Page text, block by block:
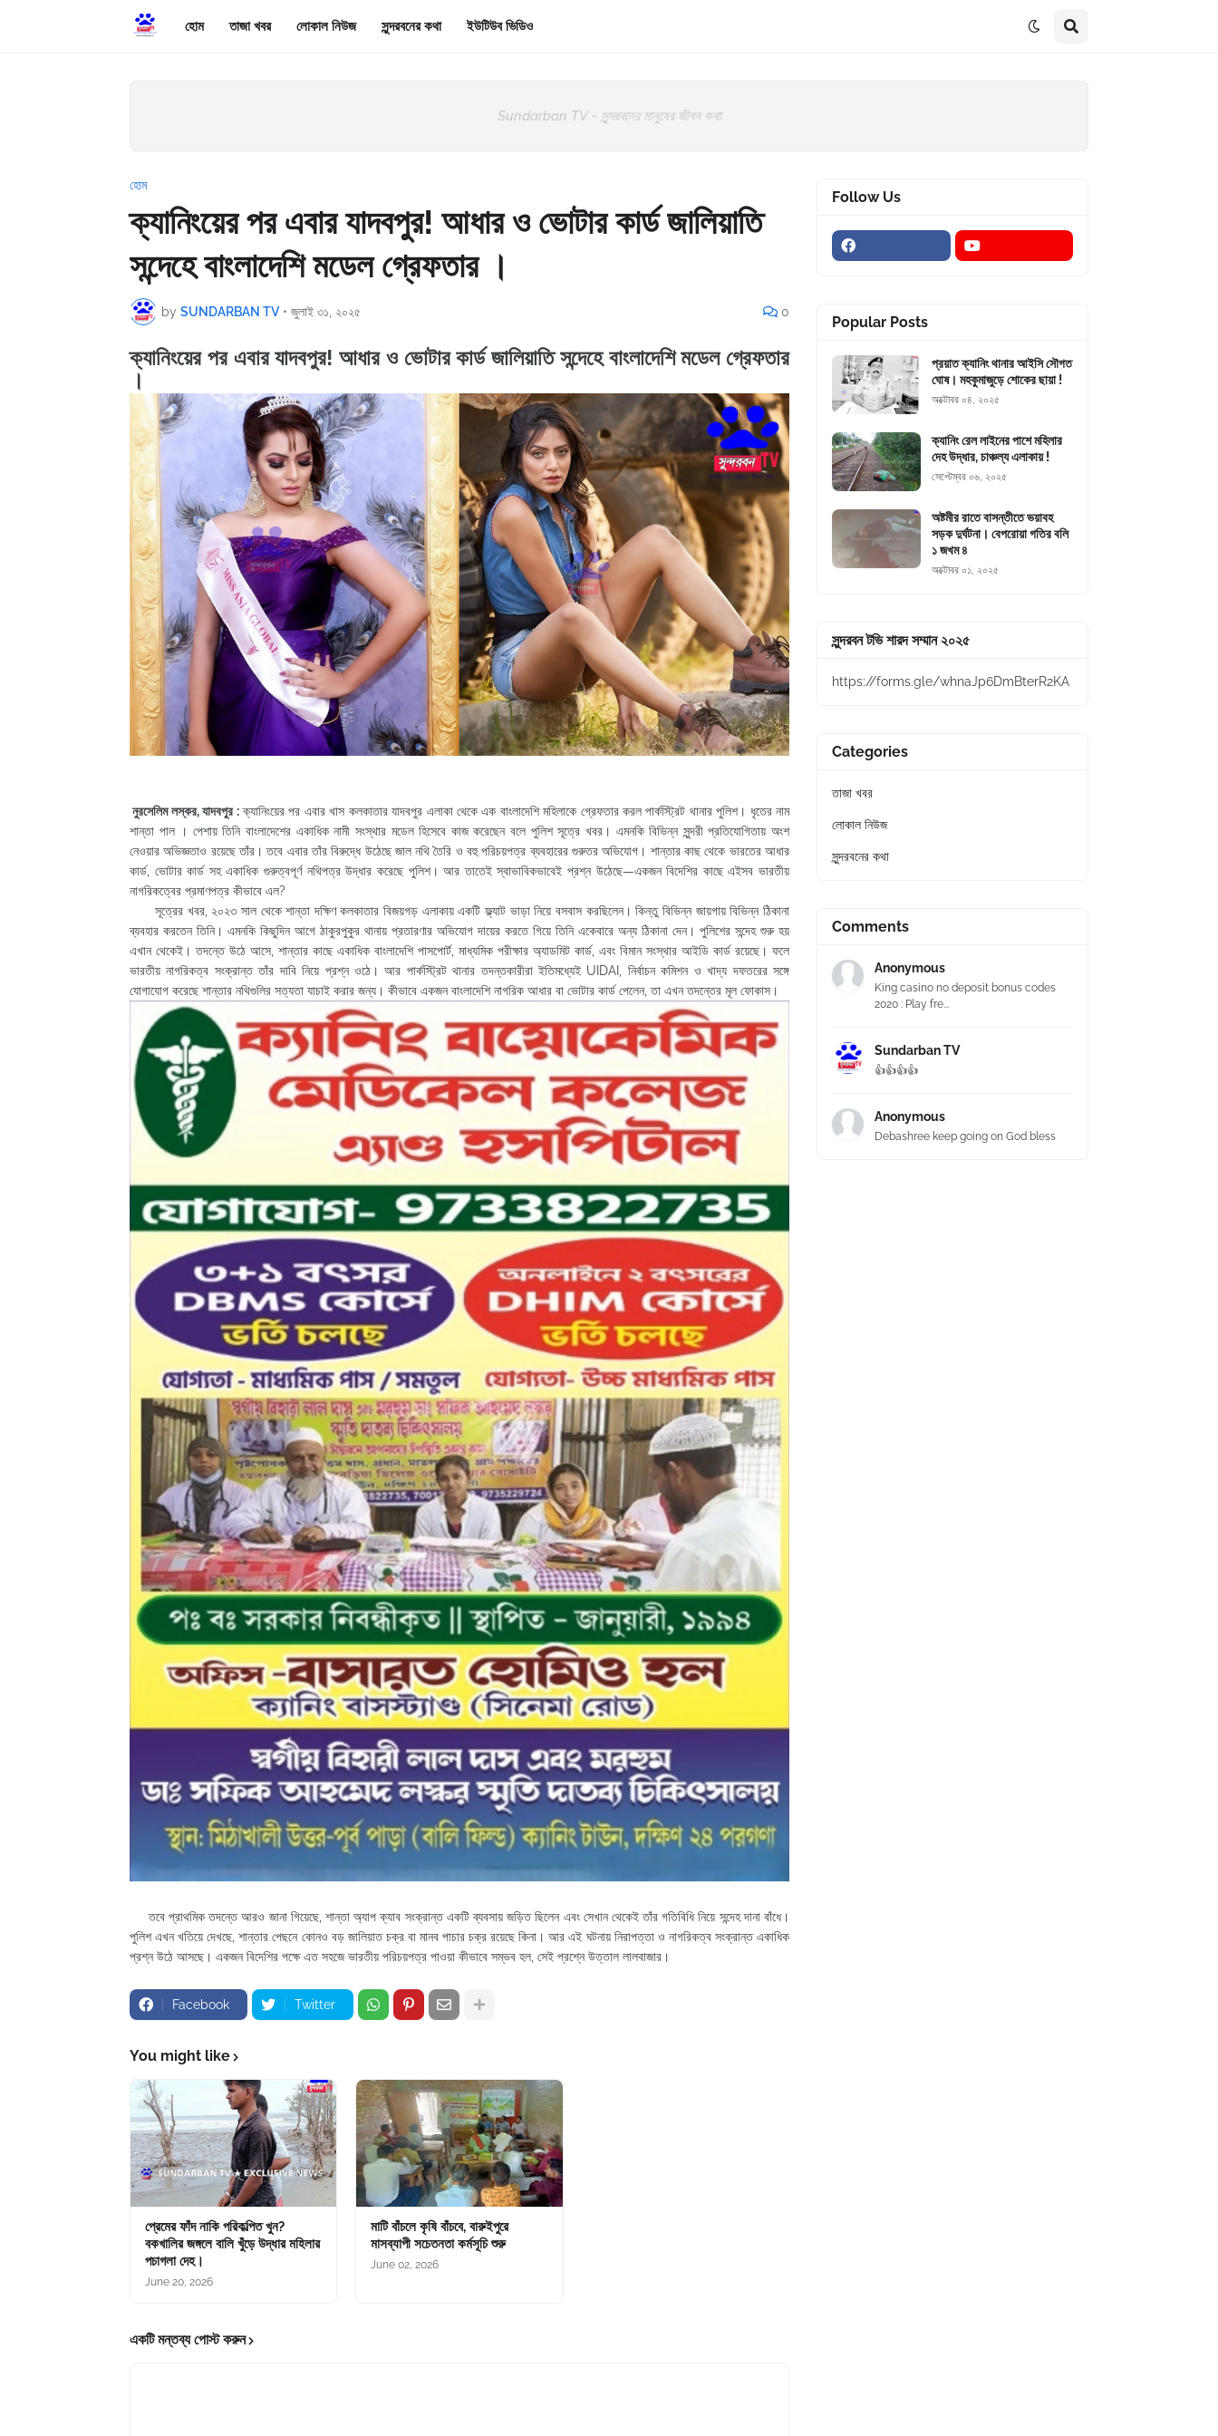
হোম তাজা খবর লোকাল নিউজ সুন্দরবনের কথা ইউটিউব ভিডিও
Sundarban TV - সুন্দরবনের মানুষের জীবন কথা
হোম
ক্যানিংয়ের পর এবার যাদবপুর! আধার ও ভোটার কার্ড জালিয়াতি
সন্দেহে বাংলাদেশি মডেল গ্রেফতার ।
by SUNDARBAN TV • জুলাই ৩১, ২০২৫ 0
ক্যানিংয়ের পর এবার যাদবপুর! আধার ও ভোটার কার্ড জালিয়াতি সন্দেহে বাংলাদেশি মডেল গ্রেফতার
।
নুরসেলিম লস্কর, যাদবপুর :ক্যানিংয়ের পর এবার খাস কলকাতার যাদবপুর এলাকা থেকে এক বাংলাদেশি মহিলাকে গ্রেফতার করল পার্কস্ট্রিট থানার পুলিশ। ধৃতের নাম
শান্তা পাল । পেশায় তিনি বাংলাদেশের একাধিক নামী সংস্থার মডেল হিসেবে কাজ করেছেন বলে পুলিশ সূত্রে খবর। এমনকি বিভিন্ন সুন্দরী প্রতিযোগিতায় অংশ
নেওয়ার অভিজ্ঞতাও রয়েছে তাঁর। তবে এবার তাঁর বিরুদ্ধে উঠেছে জাল নথি তৈরি ও বহু পরিচয়পত্র ব্যবহারের গুরুতর অভিযোগ। শান্তার কাছ থেকে ভারতের আধার
কার্ড, ভোটার কার্ড সহ একাধিক গুরুত্বপূর্ণ নথিপত্র উদ্ধার করেছে পুলিশ। আর তাতেই স্বাভাবিকভাবেই প্রশ্ন উঠেছে—একজন বিদেশির কাছে এইসব ভারতীয়
নাগরিকত্বের প্রমাণপত্র কীভাবে এল?
সূত্রের খবর, ২০২৩ সাল থেকে শান্তা দক্ষিণ কলকাতার বিজয়গড় এলাকায় একটি ফ্ল্যাট ভাড়া নিয়ে বসবাস করছিলেন। কিন্তু বিভিন্ন জায়গায় বিভিন্ন ঠিকানা
ব্যবহার করতেন তিনি। এমনকি কিছুদিন আগে ঠাকুরপুকুর থানায় প্রতারণার অভিযোগ দায়ের করতে গিয়ে তিনি একেবারে অন্য ঠিকানা দেন। পুলিশের সন্দেহ শুরু হয়
এখান থেকেই। তদন্তে উঠে আসে, শান্তার কাছে একাধিক বাংলাদেশি পাসপোর্ট, মাধ্যমিক পরীক্ষার অ্যাডমিট কার্ড, এবং বিমান সংস্থার আইডি কার্ড রয়েছে। ফলে
ভারতীয় নাগরিকত্ব সংক্রান্ত তাঁর দাবি নিয়ে প্রশ্ন ওঠে। আর পার্কস্ট্রিট থানার তদন্তকারীরা ইতিমধ্যেই UIDAI, নির্বাচন কমিশন ও খাদ্য দফতরের সঙ্গে
যোগাযোগ করেছে শান্তার নথিগুলির সত্যতা যাচাই করার জন্য। কীভাবে একজন বাংলাদেশি নাগরিক আধার বা ভোটার কার্ড পেলেন, তা এখন তদন্তের মূল ফোকাস।
তবে প্রাথমিক তদন্তে আরও জানা গিয়েছে, শান্তা অ্যাপ ক্যাব সংক্রান্ত একটি ব্যবসায় জড়িত ছিলেন এবং সেখান থেকেই তাঁর গতিবিধি নিয়ে সন্দেহ দানা বাঁধে।
পুলিশ এখন খতিয়ে দেখছে, শান্তার পেছনে কোনও বড় জালিয়াত চক্র বা মানব পাচার চক্র রয়েছে কিনা। আর এই ঘটনায় নিরাপত্তা ও নাগরিকত্ব সংক্রান্ত একাধিক
প্রশ্ন উঠে আসছে। একজন বিদেশির পক্ষে এত সহজে ভারতীয় পরিচয়পত্র পাওয়া কীভাবে সম্ভব হল, সেই প্রশ্নে উত্তাল লালবাজার।
Facebook Twitter
You might like
প্রেমের ফাঁদ নাকি পরিকল্পিত খুন?
বকখালির জঙ্গলে বালি খুঁড়ে উদ্ধার মহিলার
পচাগলা দেহ।
June 20, 2026
মাটি বাঁচলে কৃষি বাঁচবে, বারুইপুরে
মাসব্যাপী সচেতনতা কর্মসূচি শুরু
June 02, 2026
একটি মন্তব্য পোস্ট করুন
Follow Us
Popular Posts
প্রয়াত ক্যানিং থানার আইসি সৌগত
ঘোষ। মহকুমাজুড়ে শোকের ছায়া !
অক্টোবর ০৪, ২০২৫
ক্যানিং রেল লাইনের পাশে মহিলার
দেহ উদ্ধার, চাঞ্চল্য এলাকায় !
সেপ্টেম্বর ০৬, ২০২৫
অষ্টমীর রাতে বাসন্তীতে ভয়াবহ
সড়ক দুর্ঘটনা। বেপরোয়া গতির বলি
১ জখম ৪
অক্টোবর ০১, ২০২৫
সুন্দরবন টভি শারদ সম্মান ২০২৫
https://forms.gle/whnaJp6DmBterR2KA
Categories
তাজা খবর
লোকাল নিউজ
সুন্দরবনের কথা
Comments
Anonymous
King casino no deposit bonus codes
2020 : Play fre...
Sundarban TV
👍👍👍👍
Anonymous
Debashree keep going on God bless